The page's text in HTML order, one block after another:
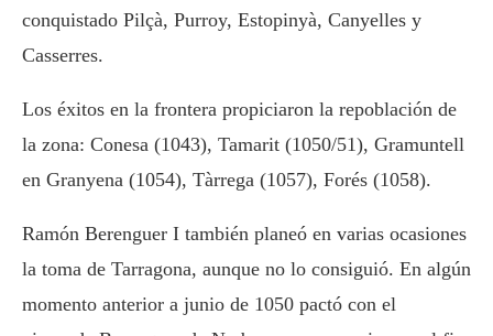
conquistado Pilçà, Purroy, Estopinyà, Canyelles y
Casserres.
Los éxitos en la frontera propiciaron la repoblación de
la zona: Conesa (1043), Tamarit (1050/51), Gramuntell
en Granyena (1054), Tàrrega (1057), Forés (1058).
Ramón Berenguer I también planeó en varias ocasiones
la toma de Tarragona, aunque no lo consiguió. En algún
momento anterior a junio de 1050 pactó con el